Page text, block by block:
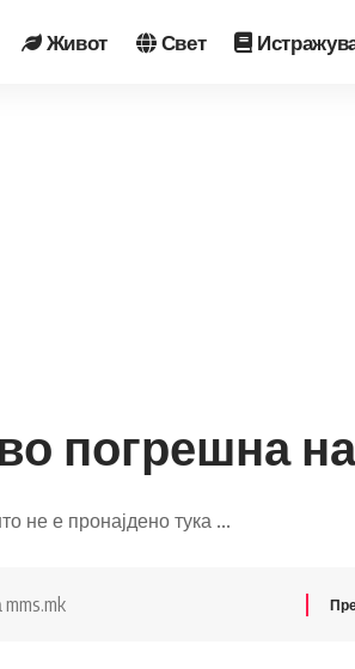
Живот Свет
погрешна
не е пронајдено тука ...